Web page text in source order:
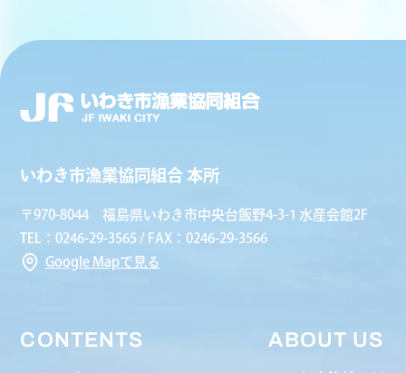
いわき市漁業協同組合 本所
〒970-8044 福島県いわき市中央台飯野4-3-1 水産会館2F
TEL：0246-29-3565 / FAX：0246-29-3566
Google Mapで見る
CONTENTS ABOUT US